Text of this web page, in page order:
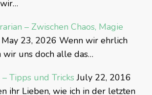
– Zwischen Chaos, Magie
May 23, 2026 Wenn wir ehrlich
wir uns doch alle das…
Tipps und Tricks July 22, 2016
ihr Lieben, wie ich in der letzten